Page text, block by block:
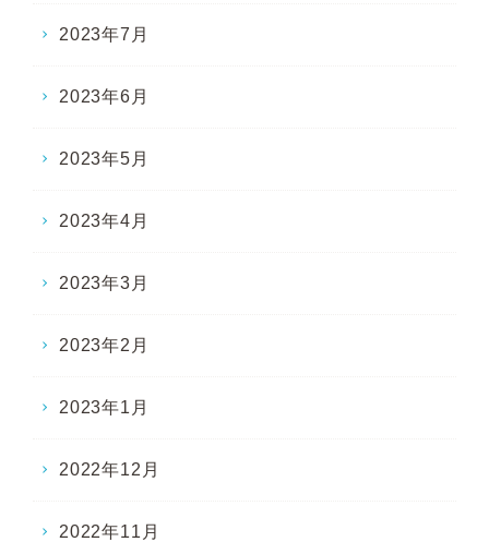
2023年7月
2023年6月
2023年5月
2023年4月
2023年3月
2023年2月
2023年1月
2022年12月
2022年11月